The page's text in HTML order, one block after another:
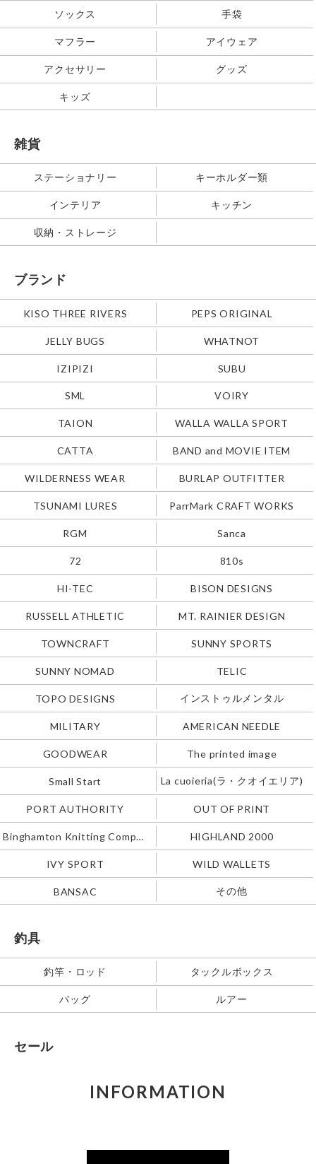
ソックス 手袋
マフラー アイウェア
アクセサリー グッズ
キッズ
雑貨
ステーショナリー キーホルダー類
インテリア キッチン
収納・ストレージ
ブランド
KISO THREE RIVERS PEPS ORIGINAL
JELLY BUGS WHATNOT
IZIPIZI SUBU
SML VOIRY
TAION WALLA WALLA SPORT
CATTA BAND and MOVIE ITEM
WILDERNESS WEAR BURLAP OUTFITTER
TSUNAMI LURES ParrMark CRAFT WORKS
RGM Sanca
72 810s
HI-TEC BISON DESIGNS
RUSSELL ATHLETIC MT. RAINIER DESIGN
TOWNCRAFT SUNNY SPORTS
SUNNY NOMAD TELIC
TOPO DESIGNS インストゥルメンタル
MILITARY AMERICAN NEEDLE
GOODWEAR The printed image
Small Start La cuoieria(ラ・クオイエリア)
PORT AUTHORITY OUT OF PRINT
Binghamton Knitting Company HIGHLAND 2000
IVY SPORT WILD WALLETS
BANSAC その他
釣具
釣竿・ロッド タックルボックス
バッグ ルアー
セール
INFORMATION